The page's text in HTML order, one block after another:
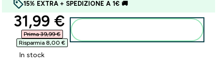
15% EXTRA + SPEDIZIONE A 1€ 🚚
discounted price
31,99 €‎
Prima 39,99 €‎
Risparmia 8,00 €‎
In stock